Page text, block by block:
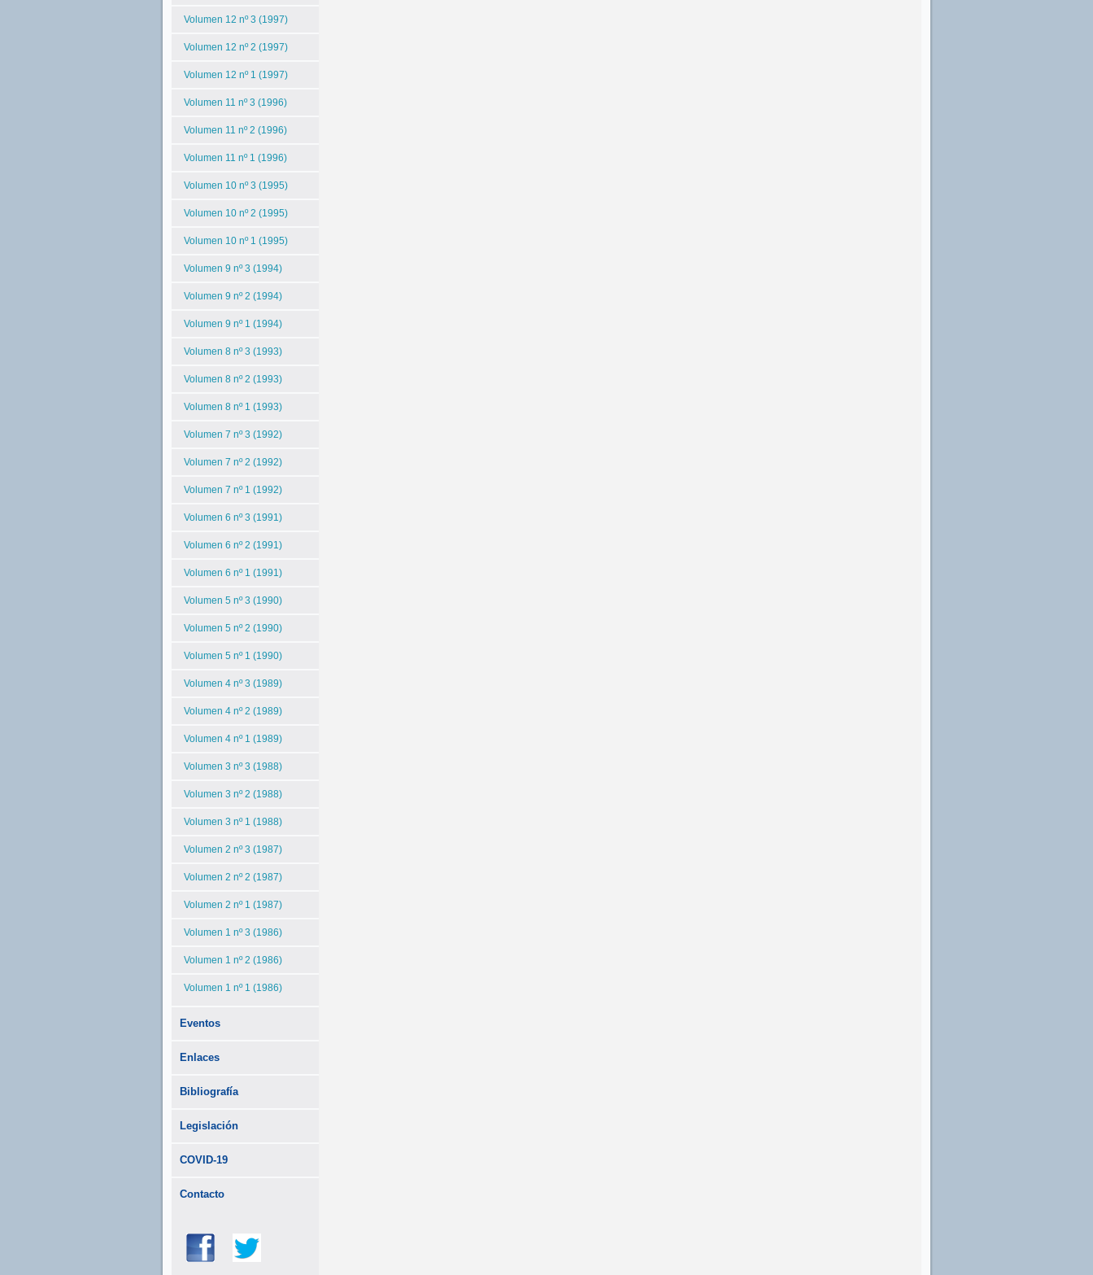
Volumen 12 nº 3 (1997)
Volumen 12 nº 2 (1997)
Volumen 12 nº 1 (1997)
Volumen 11 nº 3 (1996)
Volumen 11 nº 2 (1996)
Volumen 11 nº 1 (1996)
Volumen 10 nº 3 (1995)
Volumen 10 nº 2 (1995)
Volumen 10 nº 1 (1995)
Volumen 9 nº 3 (1994)
Volumen 9 nº 2 (1994)
Volumen 9 nº 1 (1994)
Volumen 8 nº 3 (1993)
Volumen 8 nº 2 (1993)
Volumen 8 nº 1 (1993)
Volumen 7 nº 3 (1992)
Volumen 7 nº 2 (1992)
Volumen 7 nº 1 (1992)
Volumen 6 nº 3 (1991)
Volumen 6 nº 2 (1991)
Volumen 6 nº 1 (1991)
Volumen 5 nº 3 (1990)
Volumen 5 nº 2 (1990)
Volumen 5 nº 1 (1990)
Volumen 4 nº 3 (1989)
Volumen 4 nº 2 (1989)
Volumen 4 nº 1 (1989)
Volumen 3 nº 3 (1988)
Volumen 3 nº 2 (1988)
Volumen 3 nº 1 (1988)
Volumen 2 nº 3 (1987)
Volumen 2 nº 2 (1987)
Volumen 2 nº 1 (1987)
Volumen 1 nº 3 (1986)
Volumen 1 nº 2 (1986)
Volumen 1 nº 1 (1986)
Eventos
Enlaces
Bibliografía
Legislación
COVID-19
Contacto